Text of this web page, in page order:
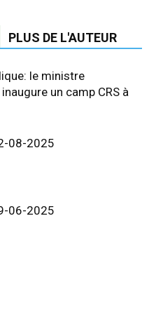
PLUS DE L'AUTEUR
le ministre
un camp CRS à
08-2025
06-2025